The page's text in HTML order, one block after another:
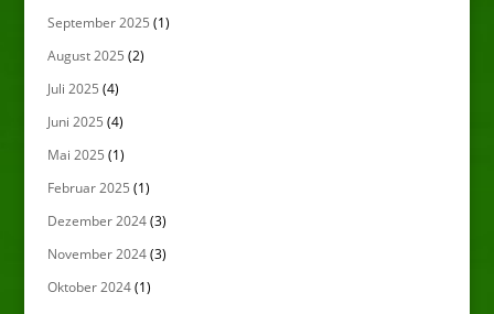
September 2025 (1)
August 2025 (2)
Juli 2025 (4)
Juni 2025 (4)
Mai 2025 (1)
Februar 2025 (1)
Dezember 2024(3)
November 2024(3)
Oktober 2024(1)